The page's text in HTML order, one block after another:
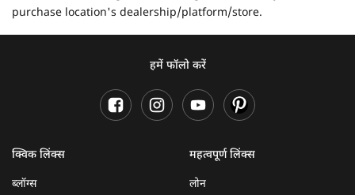
purchase location's dealership/platform/store.
हमें फॉलो करें
क्विक लिंक्स
ब्लॉग्स
महत्वपूर्ण लिंक्स
लोन